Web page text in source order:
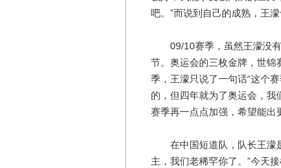
吧。”而说到自己的成熟，王濛
09/10赛季，虽然王濛没有
节。奥运会的三枚金牌，世
季，王濛只说了一句话“这个
的，但四年就为了奥运会，
赛季再一点点加强，希望能出
在中国短道队，队长王濛是
主，我们老稀罕你了。”今天